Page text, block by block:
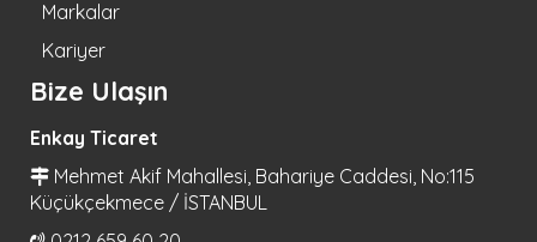
Markalar
Kariyer
Bize Ulaşın
Enkay Ticaret
Mehmet Akif Mahallesi, Bahariye Caddesi, No:115
Küçükçekmece / İSTANBUL